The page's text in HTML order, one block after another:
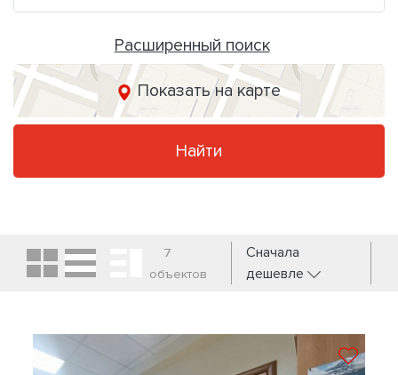
Расширенный поиск
Показать на карте
Найти
7
объектов
Сначала
дешевле